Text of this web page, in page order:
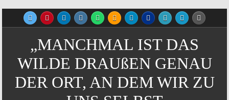
„MANCHMAL IST DAS
WILDE DRAUßEN GENAU
DER ORT, AN DEM WIR ZU